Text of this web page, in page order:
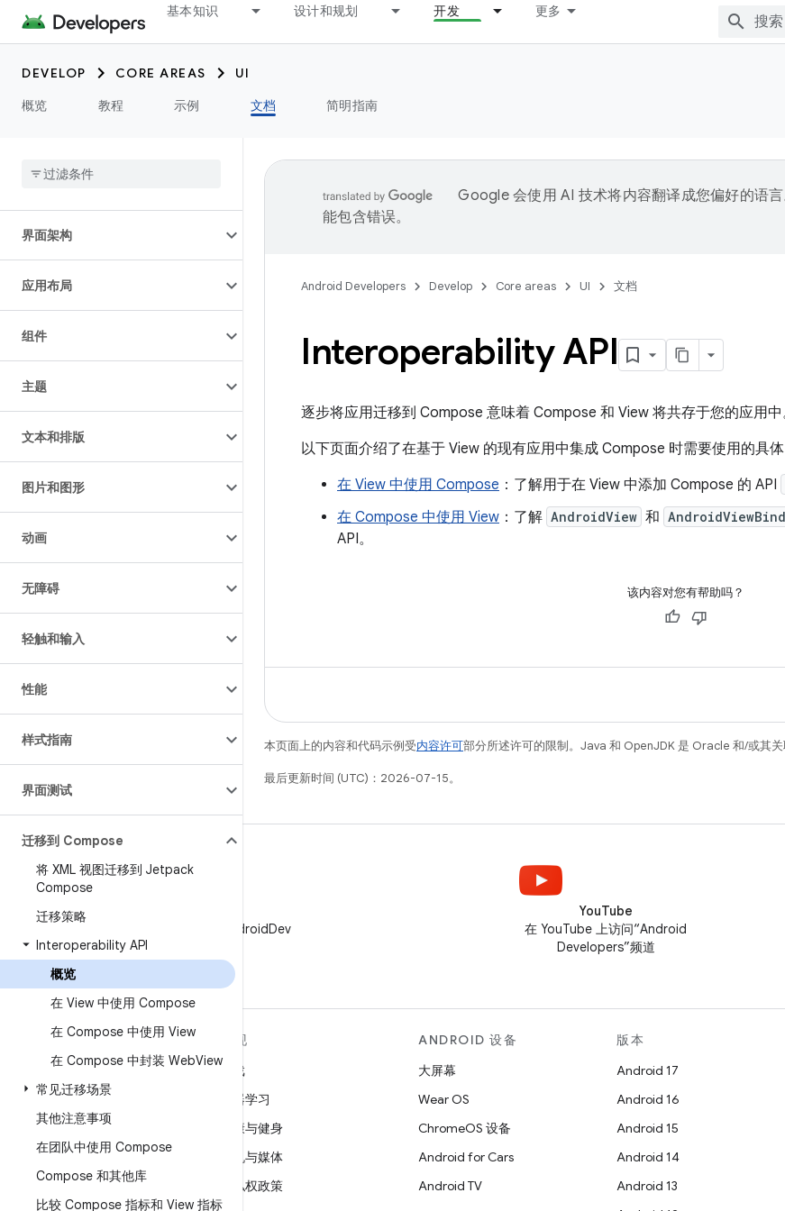
基本知识 设计和规划 开发 更多
DEVELOP CORE AREAS
UI
概览
教程 示例 文档 简明指南
简介
界面架构
应用布局
组件
主题
文本和排版
图片和图形
动画
无障碍
轻触和输入
性能
样式指南
界面测试
迁移到 Compose
将 XML 视图迁移到 Jetpack
Compose
迁移策略
Interoperability API
概览
在 View 中使用 Compose
在 Compose 中使用 View
在 Compose 中封装 WebView
常见迁移场景
其他注意事项
在团队中使用 Compose
Compose 和其他库
比较 Compose 指标和 View 指标
Google 会使用 AI 技术将内容翻译成您偏好的语
能包含错误。
Android Developers Develop Core areas UI 文档
Interoperability API
逐步将应用迁移到 Compose 意味着 Compose 和 View 将共存于您的应用中
以下页面介绍了在基于 View 的现有应用中集成 Compose 时需要使用的具体
在 View 中使用 Compose ：了解用于在 View 中添加 Compose 的 API
在 Compose 中使用 View ：了解 AndroidView 和
API。
该内容对您有帮助吗？
本页面上的内容和代码示例受内容许可部分所述许可的限制。Java 和 OpenJDK 是 Oracle 和/或其关
最后更新时间 (UTC)：2026-07-15。
在 X 上关注 @AndroidDev
YouTube
在 YouTube 上访问“Android
Developers”频道
关于 ANDROID
Android
适用于企业的 Android
安全
源代码
新闻
发现
游戏
机器学习
健康与健身
相机与媒体
隐私权政策
ANDROID 设备
大屏幕
Wear OS
ChromeOS 设备
Android for Cars
Android TV
版本
Android 17
Android 16
Android 15
Android 14
Android 13